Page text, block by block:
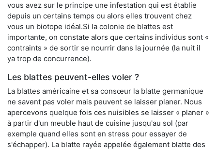
vous avez sur le principe une infestation qui est établie
depuis un certains temps ou alors elles trouvent chez
vous un biotope idéal.Si la colonie de blattes est
importante, on constate alors que certains individus sont «
contraints » de sortir se nourrir dans la journée (la nuit il
ya trop de concurrence).
Les blattes peuvent-elles voler ?
La blattes américaine et sa consœur la blatte germanique
ne savent pas voler mais peuvent se laisser planer. Nous
apercevons quelque fois ces nuisibles se laisser « planer »
à partir d'un meuble haut de cuisine jusqu'au sol (par
exemple quand elles sont en stress pour essayer de
s'échapper). La blatte rayée appelée également blatte des